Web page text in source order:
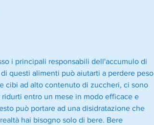
i principali responsabili dell'accumulo di
questi alimenti può aiutarti a perdere peso
cibi ad alto contenuto di zuccheri, ci sono
entro un mese in modo efficace e
può portare ad una disidratazione che
hai bisogno solo di bere. Bere